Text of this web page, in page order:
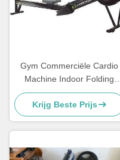
Gym Commerciële Cardio
Machine Indoor Folding
Seated Air Rowing Machine
Krijg Beste Prijs